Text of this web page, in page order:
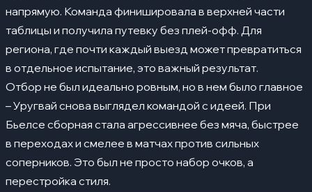
напрямую. Команда финишировала в верхней части
таблицы и получила путевку без плей-офф. Для
региона, где почти каждый выезд может превратиться
в отдельное испытание, это важный результат.
Отбор не был идеально ровным, но в нем было главное
– Уругвай снова выглядел командой с идеей. При
Бьелсе сборная стала агрессивнее без мяча, быстрее
в переходах и смелее в матчах против сильных
соперников. Это был не просто набор очков, а
перестройка стиля.